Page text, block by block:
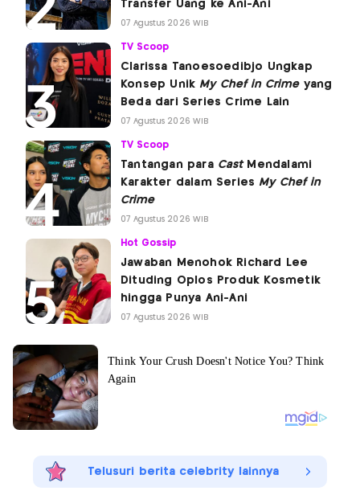
Transfer Uang ke Ani-Ani
07 Agustus 2026 WIB
TV Scoop
Clarissa Tanoesoedibjo Ungkap
Konsep Unik My Chef in Crimeyang
Beda dari Series Crime Lain
07 Agustus 2026 WIB
TV Scoop
Tantangan para CastMendalami
Karakter dalam Series My Chef in
Crime
07 Agustus 2026 WIB
Hot Gossip
Jawaban Menohok Richard Lee
Dituding Oplos Produk Kosmetik
hingga Punya Ani-Ani
07 Agustus 2026 WIB
Telusuri berita celebrity lainnya